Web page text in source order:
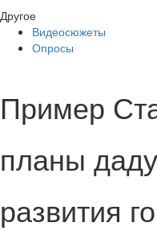
Другое
Видеосюжеты
Опросы
Пример
планы
развития